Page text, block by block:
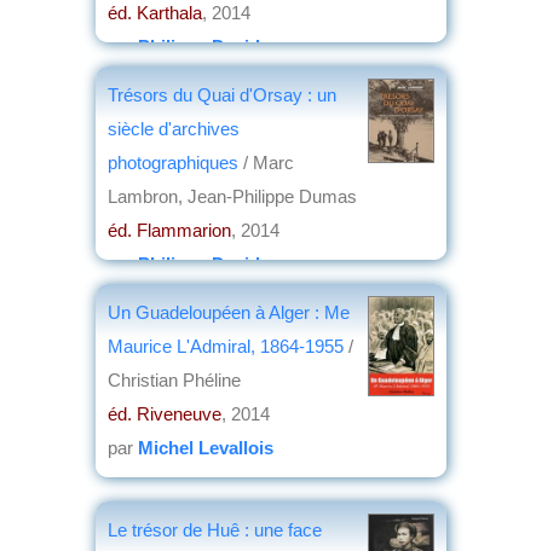
éd. Karthala, 2014
parPhilippe David
Trésors du Quai d'Orsay : un
siècle d'archives
photographiques / Marc
Lambron, Jean-Philippe Dumas
éd. Flammarion, 2014
parPhilippe David
Un Guadeloupéen à Alger : Me
Maurice L'Admiral, 1864-1955 /
Christian Phéline
éd. Riveneuve, 2014
par Michel Levallois
Le trésor de Huê : une face